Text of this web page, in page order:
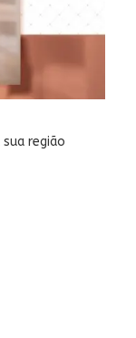
região